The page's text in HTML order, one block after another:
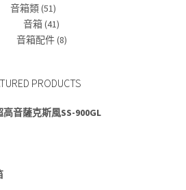
音箱類(51)
音箱(41)
音箱配件(8)
PRODUCTS
音薩克斯風SS-900GL